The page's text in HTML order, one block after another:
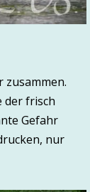
zusammen.
der frisch
Gefahr
nur